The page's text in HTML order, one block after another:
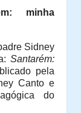
minha
Sidney
Santarém:
pela
Canto e
do